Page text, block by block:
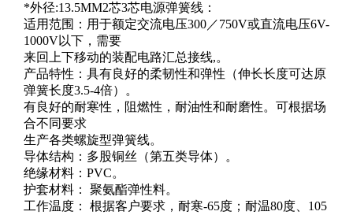
*外径:13.5MM2芯3芯电源弹簧线：
适用范围：用于额定交流电压300／750V或直流电压6V-
1000V以下，需要
来回上下移动的装配电路汇总接线,。
产品特性：具有良好的柔韧性和弹性（伸长长度可达原
弹簧长度3.5-4倍）。
有良好的耐寒性，阻燃性，耐油性和耐磨性。可根据场
合不同要求
生产各类螺旋型弹簧线。
导体结构：多股铜丝（第五类导体）。
绝缘材料：PVC。
护套材料： 聚氨酯弹性料。
工作温度： 根据客户要求，耐寒-65度；耐温80度、105